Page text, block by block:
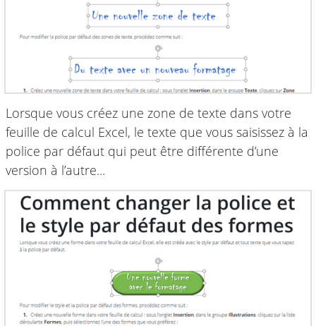
Lorsque vous créez une zone de texte dans votre
feuille de calcul Excel, le texte que vous saisissez à la
police par défaut qui peut être différente d’une
version à l’autre...